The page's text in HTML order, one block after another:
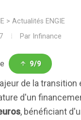
> Actualités ENGIE
Par Infinance
9/9
de la transition
d'un
, bénéficiant